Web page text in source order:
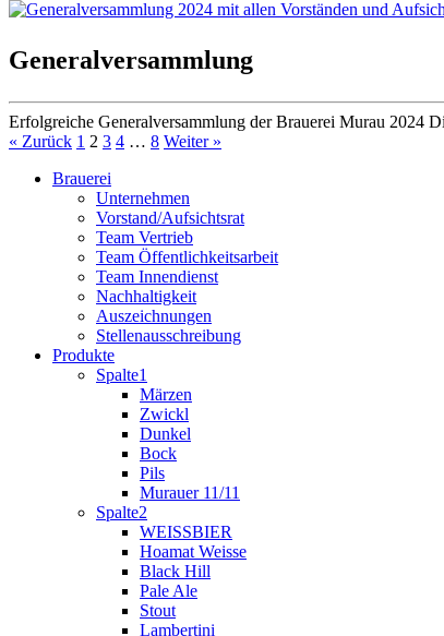
Generalversammlung
Erfolgreiche Generalversammlung der Brauerei Murau 2024
« Zurück 1 2 3 4 … 8 Weiter »
Brauerei
Unternehmen
Vorstand/Aufsichtsrat
Team Vertrieb
Team Öffentlichkeitsarbeit
Team Innendienst
Nachhaltigkeit
Auszeichnungen
Stellenausschreibung
Produkte
Spalte1
Märzen
Zwickl
Dunkel
Bock
Pils
Murauer 11/11
Spalte2
WEISSBIER
Hoamat Weisse
Black Hill
Pale Ale
Stout
Lambertini